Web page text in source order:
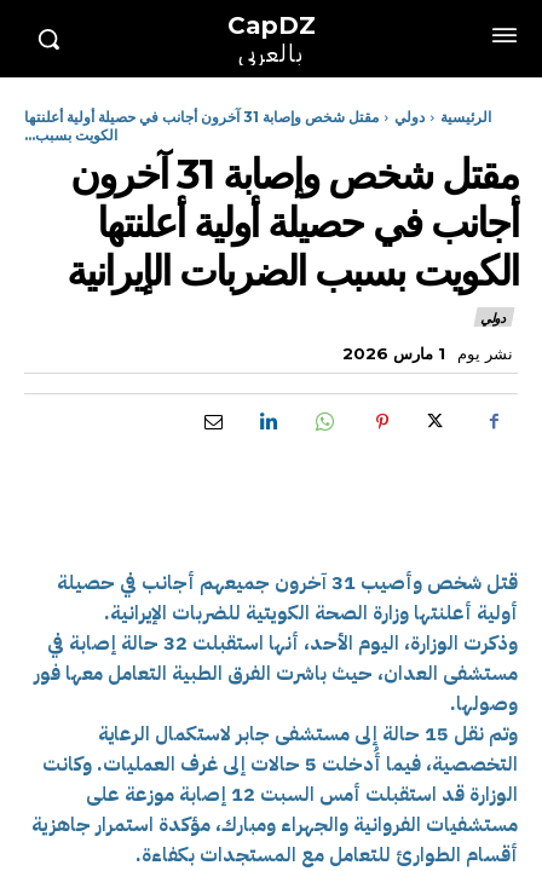
CapDZ
بالعربي
الرئيسية دولي
مقتل شخص وإصابة 31 آخرون أجانب في حصيلة أولية أعلنتها
الكويت بسبب...
مقتل شخص وإصابة 31 آخرون
أجانب في حصيلة أولية أعلنتها
الكويت بسبب الضربات الإيرانية
دولي
نشر يوم 1 مارس 2026
قتل شخص وأصيب 31 آخرون جميعهم أجانب في حصيلة
أولية أعلنتها وزارة الصحة الكويتية للضربات الإيرانية.
وذكرت الوزارة، اليوم الأحد، أنها استقبلت 32 حالة إصابة في
مستشفى العدان، حيث باشرت الفرق الطبية التعامل معها فور
وصولها.
وتم نقل 15 حالة إلى مستشفى جابر لاستكمال الرعاية
التخصصية، فيما أُدخلت 5 حالات إلى غرف العمليات. وكانت
الوزارة قد استقبلت أمس السبت 12 إصابة موزعة على
مستشفيات الفروانية والجهراء ومبارك، مؤكدة استمرار جاهزية
أقسام الطوارئ للتعامل مع المستجدات بكفاءة.